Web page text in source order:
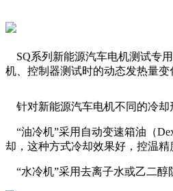
SQ系列新能源汽车电机测试专
机、控制器测试时的动态发热量
针对新能源汽车电机不同的冷却
“油冷机”采用自动变速箱油（
却，这种方式冷却效果好，控温精
“水冷机”采用去离子水或乙二醇